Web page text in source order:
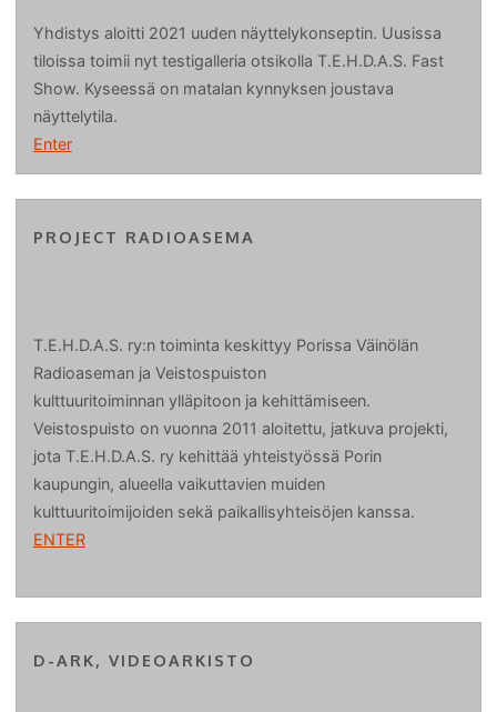
Yhdistys aloitti 2021 uuden näyttelykonseptin. Uusissa
tiloissa toimii nyt testigalleria otsikolla T.E.H.D.A.S. Fast
Show. Kyseessä on matalan kynnyksen joustava
näyttelytila.
Enter
PROJECT RADIOASEMA
T.E.H.D.A.S. ry:n toiminta keskittyy Porissa Väinölän
Radioaseman ja Veistospuiston
kulttuuritoiminnan ylläpitoon ja kehittämiseen.
Veistospuisto on vuonna 2011 aloitettu, jatkuva projekti,
jota T.E.H.D.A.S. ry kehittää yhteistyössä Porin
kaupungin, alueella vaikuttavien muiden
kulttuuritoimijoiden sekä paikallisyhteisöjen kanssa.
ENTER
D-ARK, VIDEOARKISTO